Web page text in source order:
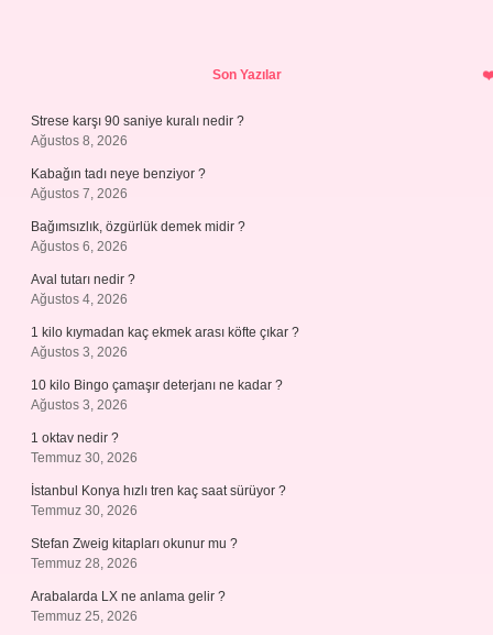
Son Yazılar
Strese karşı 90 saniye kuralı nedir ?
Ağustos 8, 2026
Kabağın tadı neye benziyor ?
Ağustos 7, 2026
Bağımsızlık, özgürlük demek midir ?
Ağustos 6, 2026
Aval tutarı nedir ?
Ağustos 4, 2026
1 kilo kıymadan kaç ekmek arası köfte çıkar ?
Ağustos 3, 2026
10 kilo Bingo çamaşır deterjanı ne kadar ?
Ağustos 3, 2026
1 oktav nedir ?
Temmuz 30, 2026
İstanbul Konya hızlı tren kaç saat sürüyor ?
Temmuz 30, 2026
Stefan Zweig kitapları okunur mu ?
Temmuz 28, 2026
Arabalarda LX ne anlama gelir ?
Temmuz 25, 2026